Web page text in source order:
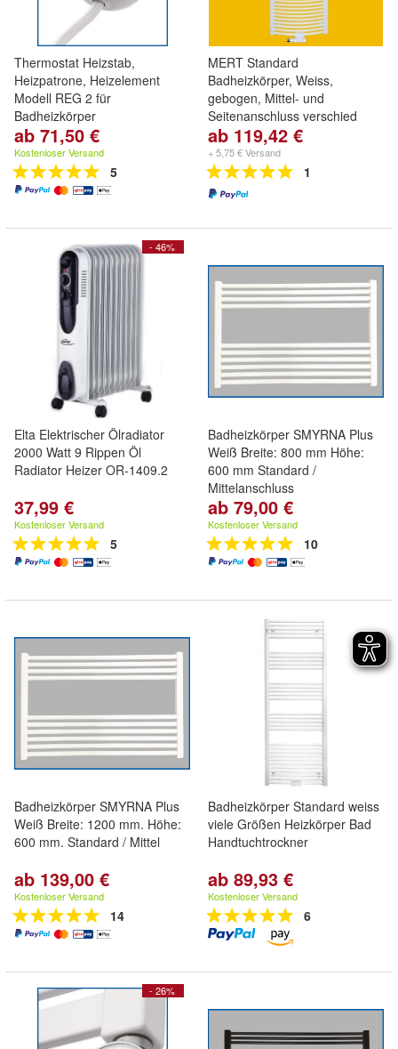
Thermostat Heizstab,
Heizpatrone, Heizelement
Modell REG 2 für
Badheizkörper
ab 71,50 €
Kostenloser Versand
5
MERT Standard
Badheizkörper, Weiss,
gebogen, Mittel- und
Seitenanschluss verschied
ab 119,42 €
+ 5,75 € Versand
1
- 46%
Elta Elektrischer Ölradiator
2000 Watt 9 Rippen Öl
Radiator Heizer OR-1409.2
37,99 €
Kostenloser Versand
5
Badheizkörper SMYRNA Plus
Weiß Breite: 800 mm Höhe:
600 mm Standard /
Mittelanschluss
ab 79,00 €
Kostenloser Versand
10
Badheizkörper SMYRNA Plus
Weiß Breite: 1200 mm. Höhe:
600 mm. Standard / Mittel
ab 139,00 €
Kostenloser Versand
14
Badheizkörper Standard weiss
viele Größen Heizkörper Bad
Handtuchtrockner
ab 89,93 €
Kostenloser Versand
6
- 26%